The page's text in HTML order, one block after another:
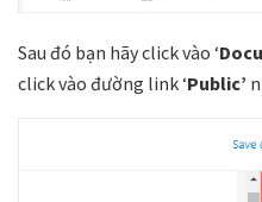
Sau đó bạn hãy click vào ‘
click vào đường link ‘Public’